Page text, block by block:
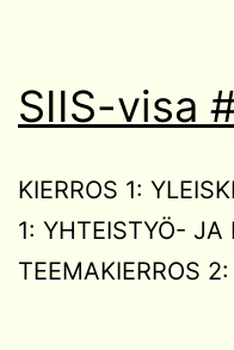
SIIS-visa
KIERROS 1:
1: YHTEISTYÖ- JA
TEEMAKIERROS